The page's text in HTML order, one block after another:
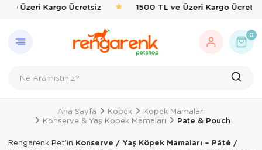
ve Üzeri Kargo Ücretsiz 1500 TL ve Üzeri Kargo Ücretsiz
0
GERI DÖN
Kedi
KEDI
Kedi Taşıma
KÖPEK
Köpek
KUŞ
Kafes & Yuva
Evcil Hayvan
EVCIL
Kedi Mama &
BALIK
Balık Yemleri
Yemler & Ek
Bakım &
ÇEVRE
Haşere
Ana Sayfa Köpek
Köpek Mamaları
Konserve & Yaş Köpek Mamaları
Pate & Pouch
Rengarenk Pet’in Konserve / Yaş Köpek Mamaları – Pâté /